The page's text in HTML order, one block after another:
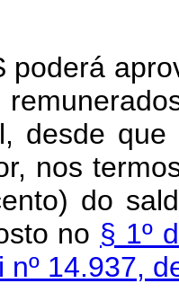
poderá
desde
nos
do
no § 1º
14.937,